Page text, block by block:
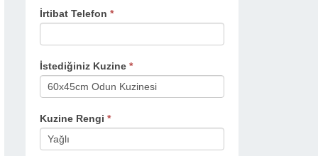
human,
leave
blank.
İrtibat Telefon *
İstediğiniz Kuzine *
Kuzine Rengi *